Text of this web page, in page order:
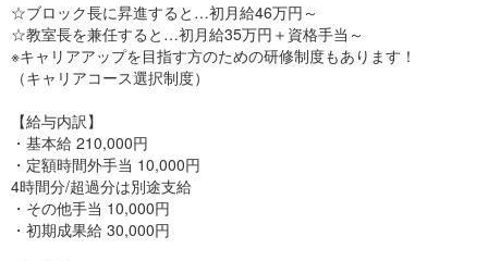
☆ブロック長に昇進すると…初月給46万円～
☆教室長を兼任すると…初月給35万円＋資格手当～
※キャリアアップを目指す方のための研修制度もあります！
（キャリアコース選択制度）
【給与内訳】
・基本給 210,000円
・定額時間外手当 10,000円
4時間分/超過分は別途支給
・その他手当 10,000円
・初期成果給 30,000円